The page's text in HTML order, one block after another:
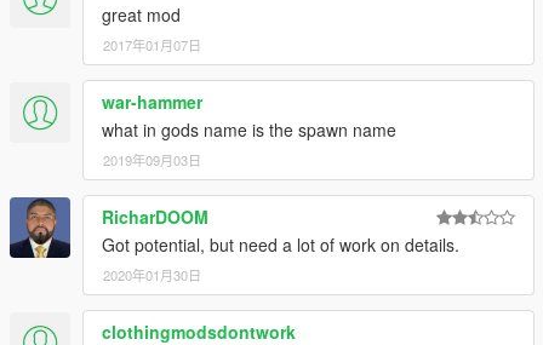
great mod
2017年01月07日
war-hammer
what in gods name is the spawn name
2019年09月03日
RicharDOOM
Got potential, but need a lot of work on details.
2020年01月30日
clothingmodsdontwork